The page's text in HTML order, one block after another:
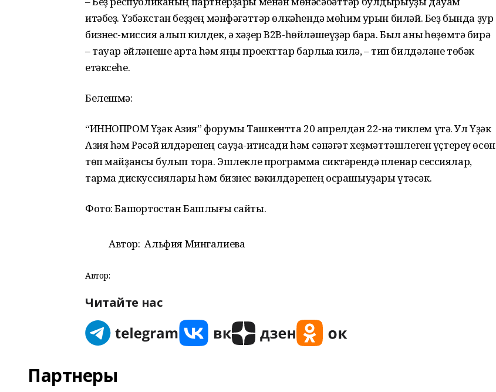
итәбеҙ. Үзбәкстан беҙҙең мәнфәғәттәр өлкәһендә мөһим урын биләй. Беҙ бында ҙур
бизнес-миссия алып килдек, ә хәҙер B2B-һөйләшеүҙәр бара. Был аныҡ һөҙөмтә бирә
– тауар әйләнеше арта һәм яңы проекттар барлыҡҡа килә, – тип билдәләне төбәк
етәксеһе.
Белешмә:
“ИННОПРОМ Үҙәк Азия” форумы Ташкентта 20 апрелдән 22-нә тиклем үтә. Ул Үҙәк
Азия һәм Рәсәй илдәренең сауҙа-иҡтисади һәм сәнәғәт хеҙмәттәшлеген үҫтереү өсөн
төп майҙансыҡ булып тора. Эшлекле программа сиктәрендә пленар сессиялар,
тармаҡ дискуссиялары һәм бизнес вәкилдәренең осрашыуҙары үтәсәк.
Фото: Башҡортостан Башлығы сайты.
Автор: Альфия Мингалиева
Автор:
Читайте нас
Партнеры